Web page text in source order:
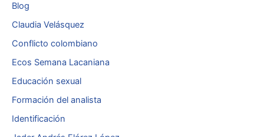
Blog
Claudia Velásquez
Conflicto colombiano
Ecos Semana Lacaniana
Educación sexual
Formación del analista
Identificación